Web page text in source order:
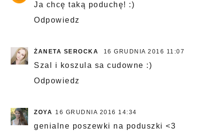
Ja chcę taką poduchę! :)
Odpowiedz
ŻANETA SEROCKA 16 GRUDNIA 2016 11:07
Szal i koszula sa cudowne :)
Odpowiedz
ZOYA 16 GRUDNIA 2016 14:34
genialne poszewki na poduszki <3